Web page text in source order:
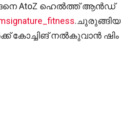
AtoZ ഹെൽത്ത് ആൻഡ്
.ചുരുങ്ങിയ
കോച്ചിങ് നൽകുവാൻ ഷിം